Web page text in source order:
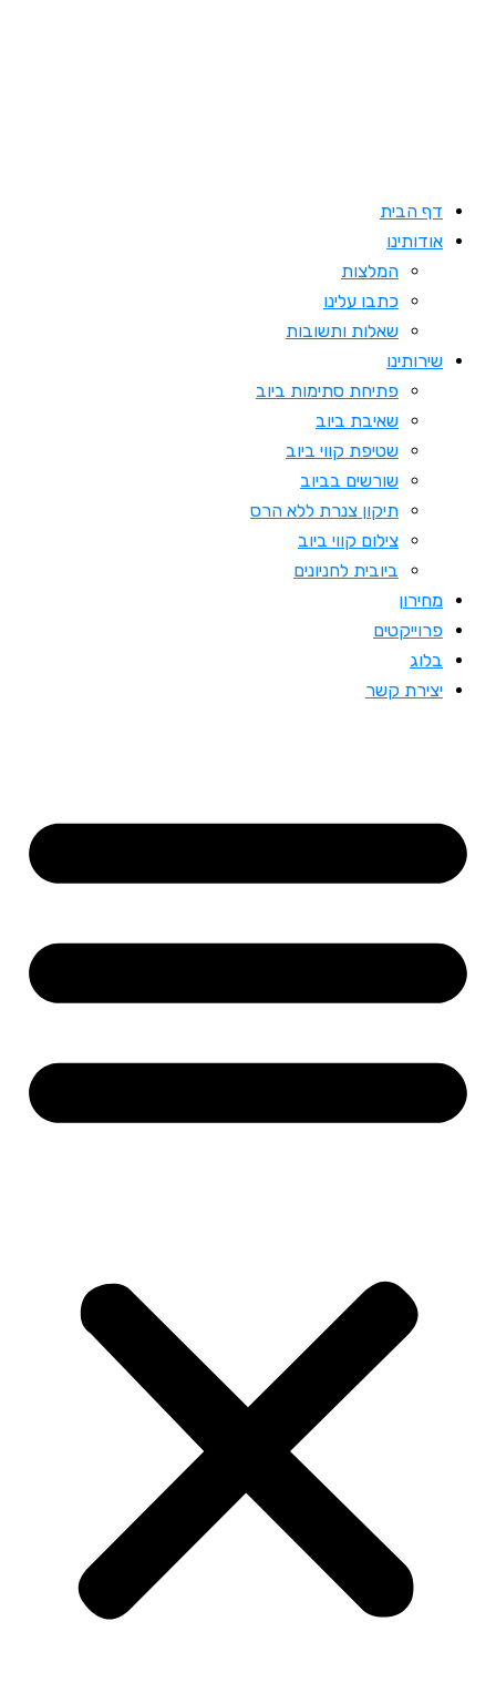
דף הבית
אודותינו
המלצות
כתבו עלינו
שאלות ותשובות
שירותינו
פתיחת סתימות ביוב
שאיבת ביוב
שטיפת קווי ביוב
שורשים בביוב
תיקון צנרת ללא הרס
צילום קווי ביוב
ביובית לחניונים
מחירון
פרוייקטים
בלוג
יצירת קשר